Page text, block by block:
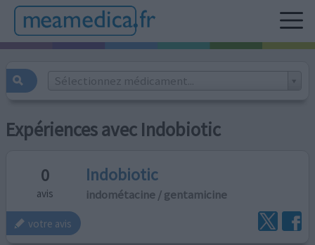
Sélectionnez médicament...
Expériences avec Indobiotic
0
avis
Indobiotic
indométacine / gentamicine
votre avis